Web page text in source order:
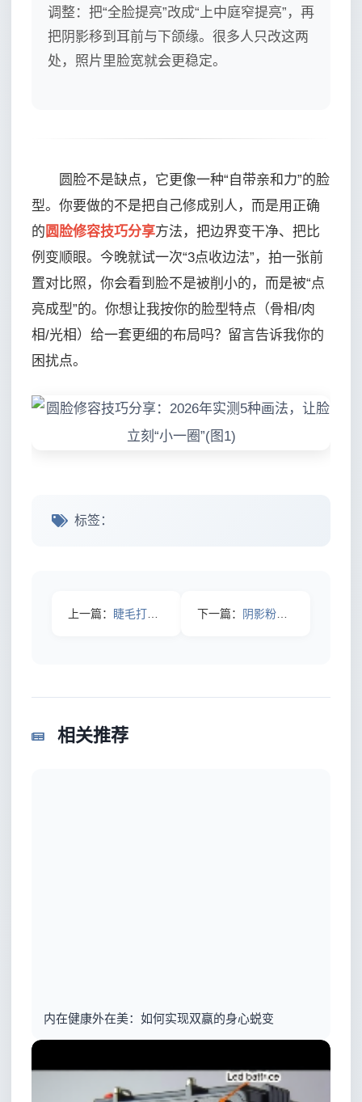
调整：把“全脸提亮”改成“上中庭窄提亮”，再
把阴影移到耳前与下颌缘。很多人只改这两
处，照片里脸宽就会更稳定。
圆脸不是缺点，它更像一种“自带亲和力”的脸
型。你要做的不是把自己修成别人，而是用正确
的 圆脸修容技巧分享方法，把边界变干净、把比
例变顺眼。今晚就试一次“3点收边法”，拍一张前
置对比照，你会看到脸不是被削小的，而是被“点
亮成型”的。你想让我按你的脸型特点（骨相/肉
相/光相）给一套更细的布局吗？留言告诉我你的
困扰点。
标签：
上一篇： 睫毛打底膏有必要吗？我用28天实测，把“玄学”拆给你看 下一篇： 阴影粉推荐与用法：2026年5种脸型实测配方，修容不脏不显老
相关推荐
内在健康外在美：如何实现双赢的身心蜕变